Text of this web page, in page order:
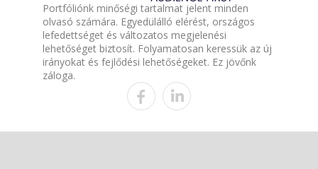
Portfóliónk minőségi tartalmat jelent minden
olvasó számára. Egyedülálló elérést, országos
lefedettséget és változatos megjelenési
lehetőséget biztosít. Folyamatosan keressük az új
irányokat és fejlődési lehetőségeket. Ez jövőnk
záloga.